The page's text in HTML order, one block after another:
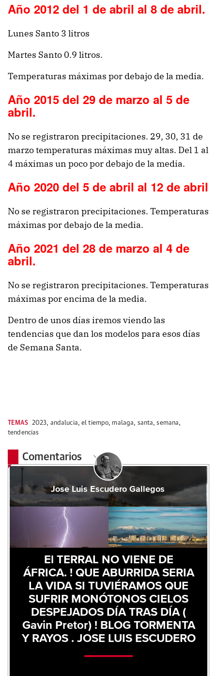
Año 2012 del 1 de abril al 8 de abril.
Lunes Santo 3 litros
Martes Santo 0.9 litros.
Temperaturas máximas por debajo de la media.
Año 2015 del 29 de marzo al 5 de
abril.
No se registraron precipitaciones. 29, 30, 31 de
marzo temperaturas máximas muy altas. Del 1 al
4 máximas un poco por debajo de la media.
Año 2020 del 5 de abril al 12 de abril
No se registraron precipitaciones. Temperaturas
máximas por debajo de la media.
Año 2021 del 28 de marzo al 4 de
abril.
No se registraron precipitaciones. Temperaturas
máximas por encima de la media.
Dentro de unos días iremos viendo las
tendencias que dan los modelos para esos días
de Semana Santa.
TEMAS 2023, andalucia,el tiempo, malaga, santa,semana,
tendencias
Comentarios
Jose Luis Escudero Gallegos
El TERRAL NO VIENE DE
ÁFRICA. ! QUE ABURRIDA SERIA
LA VIDA SI TUVIÉRAMOS QUE
SUFRIR MONÓTONOS CIELOS
DESPEJADOS DÍA TRAS DÍA (
Gavin Pretor) ! BLOG TORMENTA
Y RAYOS . JOSE LUIS ESCUDERO